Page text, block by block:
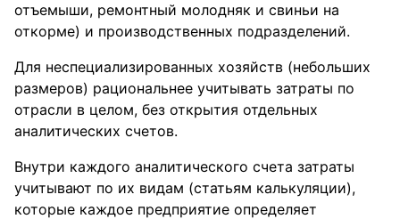
отъемыши, ремонтный молодняк и свиньи на
откорме) и производственных подразделений.
Для неспециализированных хозяйств (небольших
размеров) рациональнее учитывать затраты по
отрасли в целом, без открытия отдельных
аналитических счетов.
Внутри каждого аналитического счета затраты
учитывают по их видам (статьям калькуляции),
которые каждое предприятие определяет